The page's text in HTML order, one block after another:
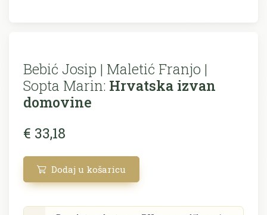
Bebić Josip | Maletić Franjo |
Sopta Marin: Hrvatska izvan
domovine
€ 33,18
Dodaj u košaricu